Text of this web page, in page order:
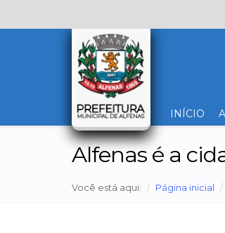
INÍCIO
Alfenas é a
Você está aqui: Página inicial